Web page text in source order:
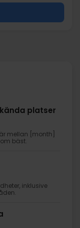
platser
mellan [month]
bäst.
inklusive